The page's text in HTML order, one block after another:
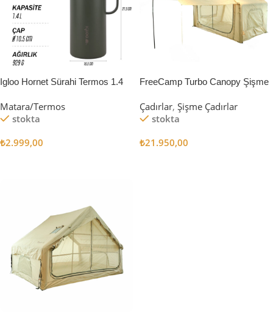
Igloo Hornet Sürahi Termos 1.4
Matara/Termos
stokta
₺2.999,00
FreeCamp Turbo Canopy Şişme
Çadırlar, Şişme Çadırlar
stokta
₺21.950,00